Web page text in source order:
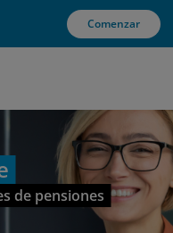
Comenzar
de pensiones